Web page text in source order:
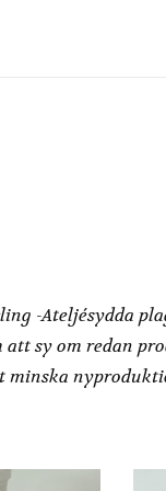
-Ateljésydda
att sy om redan
minska